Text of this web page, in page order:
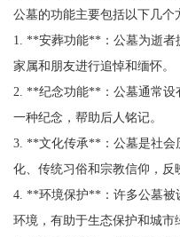
公墓的功能主要包括以下几个
1. **安葬功能**：公墓为逝者
家属和朋友进行追悼和缅怀。
2. **纪念功能**：公墓通常设
一种纪念，帮助后人铭记。
3. **文化传承**：公墓是社会
化、传统习俗和宗教信仰，反
4. **环境保护**：许多公墓被
环境，有助于生态保护和城市